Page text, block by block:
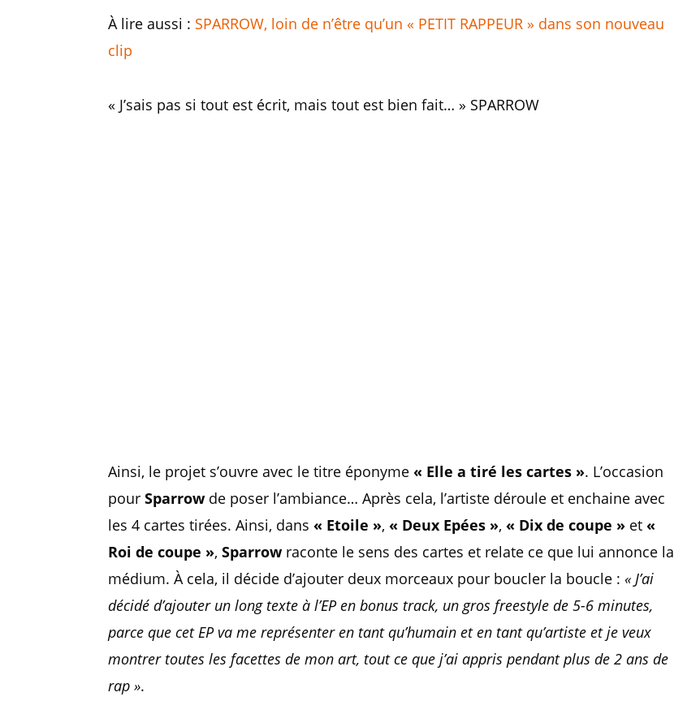
À lire aussi : SPARROW, loin de n’être qu’un « PETIT RAPPEUR » dans son nouveau
clip
« J’sais pas si tout est écrit, mais tout est bien fait… » SPARROW
Ainsi, le projet s’ouvre avec le titre éponyme « Elle a tiré les cartes ». L’occasion
pour Sparrowde poser l’ambiance… Après cela, l’artiste déroule et enchaine avec
les 4 cartes tirées. Ainsi, dans « Etoile », « Deux Epées », « Dix de coupe » et «
Roi de coupe », Sparrowraconte le sens des cartes et relate ce que lui annonce la
médium. À cela, il décide d’ajouter deux morceaux pour boucler la boucle : « J’ai
décidé d’ajouter un long texte à l’EP en bonus track, un gros freestyle de 5-6 minutes,
parce que cet EP va me représenter en tant qu’humain et en tant qu’artiste et je veux
montrer toutes les facettes de mon art, tout ce que j’ai appris pendant plus de 2 ans de
rap ».